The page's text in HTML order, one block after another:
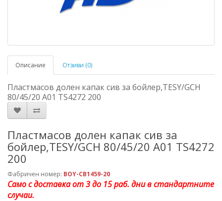
Описание Отзиви (0)
Пластмасов долен капак сив за бойлер,TESY/GCH
80/45/20 A01 TS4272 200
Пластмасов долен капак сив за
бойлер,TESY/GCH 80/45/20 A01 TS4272
200
Фабричен номер: BOY-CB1459-20
Само с доставка от 3 до 15 раб. дни в стандартните
случаи.